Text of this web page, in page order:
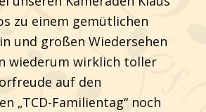
zu einem gemütlichen
und großen Wiedersehen
wiederum wirklich toller
auf den
„TCD-Familientag“ noch